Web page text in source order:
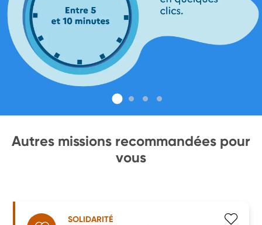
Autres missions recommandées pour
vous
SOLIDARITÉ